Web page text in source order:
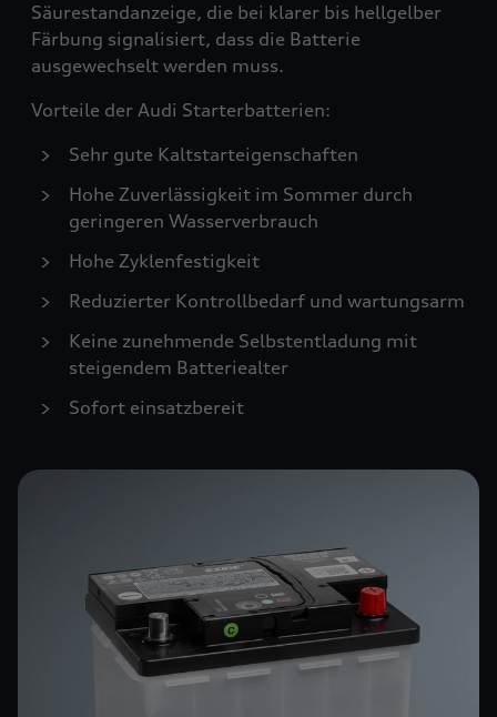
Säurestandanzeige, die bei klarer bis hellgelber
Färbung signalisiert, dass die Batterie
ausgewechselt werden muss.
Vorteile der Audi Starterbatterien:
Sehr gute Kaltstarteigenschaften
Hohe Zuverlässigkeit im Sommer durch
geringeren Wasserverbrauch
Hohe Zyklenfestigkeit
Reduzierter Kontrollbedarf und wartungsarm
Keine zunehmende Selbstentladung mit
steigendem Batteriealter
Sofort einsatzbereit